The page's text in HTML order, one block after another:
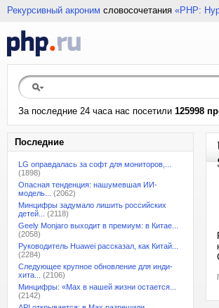
Рекурсивный акроним словосочетания «PHP:
За последние 24 часа нас посетили 125998
Последние
LG оправдалась за софт для мониторов,...
(1898)
Опасная тенденция: нашумевшая ИИ-
модель...
(2062)
Минцифры задумало лишить российских
детей...
(2118)
Geely Monjaro выходит в премиум: в Китае...
(2058)
Руководитель Huawei рассказал, как Китай...
(2284)
Следующее крупное обновление для инди-
хита...
(2106)
Минцифры: «Max в нашей жизни остается...
(2142)